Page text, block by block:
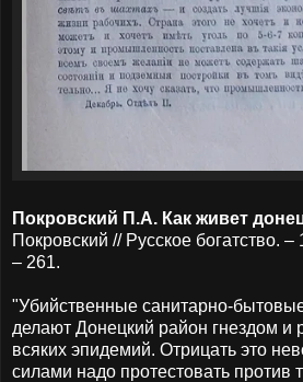
Покровский П.А. Как живет
Покровский // Русское богатство.
– 261.
"Убийственные санитарно-
делают Донецкий район гнездом и
всяких эпидемий. Отрицать это
силами надо протестовать против